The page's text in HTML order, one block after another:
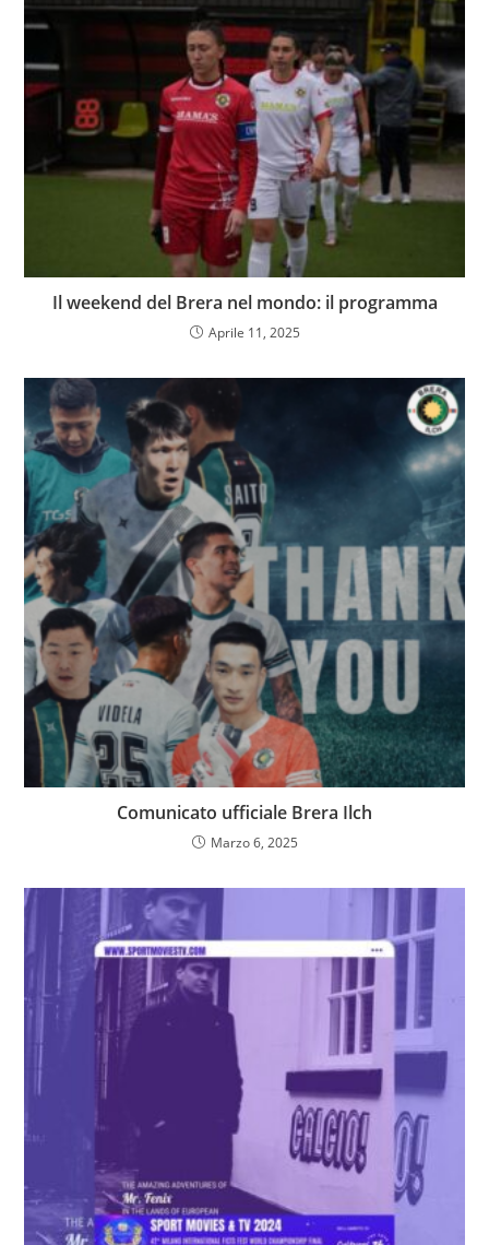
Il weekend del Brera nel mondo: il programma
Aprile 11, 2025
Comunicato ufficiale Brera Ilch
Marzo 6, 2025